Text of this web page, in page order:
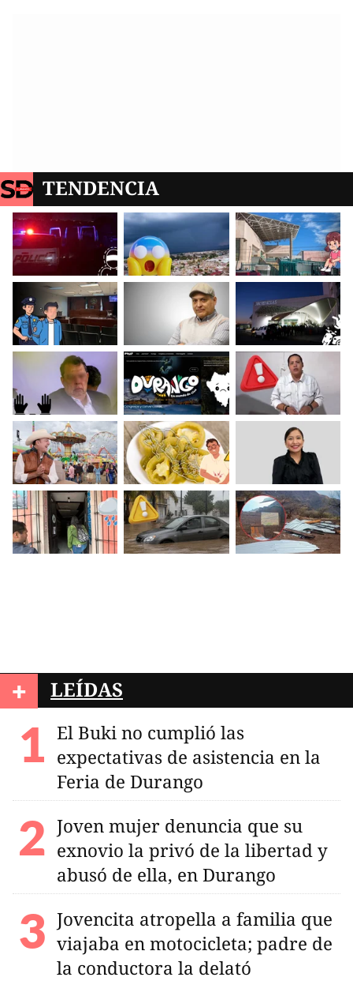
TENDENCIA
+ LEÍDAS
El Buki no cumplió las
expectativas de asistencia en la
Feria de Durango
Joven mujer denuncia que su
exnovio la privó de la libertad y
abusó de ella, en Durango
Jovencita atropella a familia que
viajaba en motocicleta; padre de
la conductora la delató